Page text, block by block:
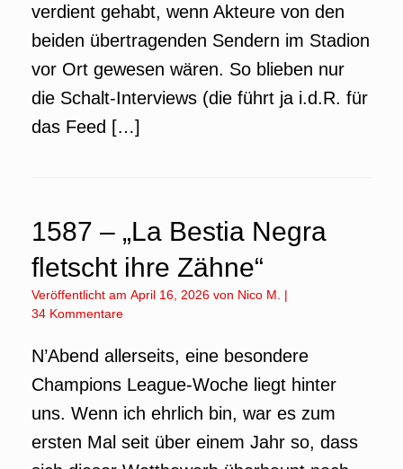
verdient gehabt, wenn Akteure von den
beiden übertragenden Sendern im Stadion
vor Ort gewesen wären. So blieben nur
die Schalt-Interviews (die führt ja i.d.R. für
das Feed […]
1587 – „La Bestia Negra
fletscht ihre Zähne“
Veröffentlicht am April 16, 2026 von Nico M.
|
34 Kommentare
N’Abend allerseits, eine besondere
Champions League-Woche liegt hinter
uns. Wenn ich ehrlich bin, war es zum
ersten Mal seit über einem Jahr so, dass